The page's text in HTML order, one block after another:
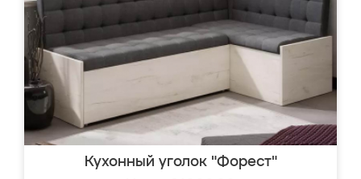
Кухонный уголок "Форест"